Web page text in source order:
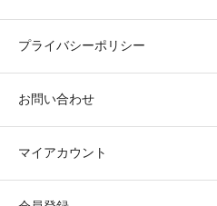
プライバシーポリシー
お問い合わせ
マイアカウント